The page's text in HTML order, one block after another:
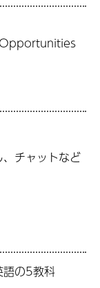
チャットなど
語の5教科